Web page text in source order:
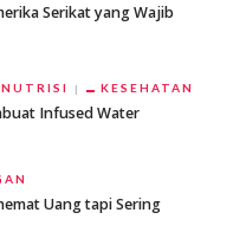
Serikat yang Wajib
KESEHATAN
Infused Water
Uang tapi Sering